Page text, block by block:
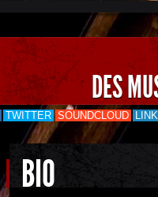
DES
TWITTER SOUNDCLOUD
BIO